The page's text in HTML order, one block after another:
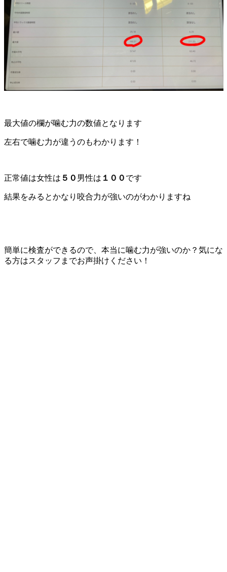
最大値の欄が噛む力の数値となります
左右で噛む力が違うのもわかります！
正常値は女性は ５０ 男性は １００ です
結果をみるとかなり咬合力が強いのがわかりますね
簡単に検査ができるので、本当に噛む力が強いのか？気にな
る方はスタッフまでお声掛けください！